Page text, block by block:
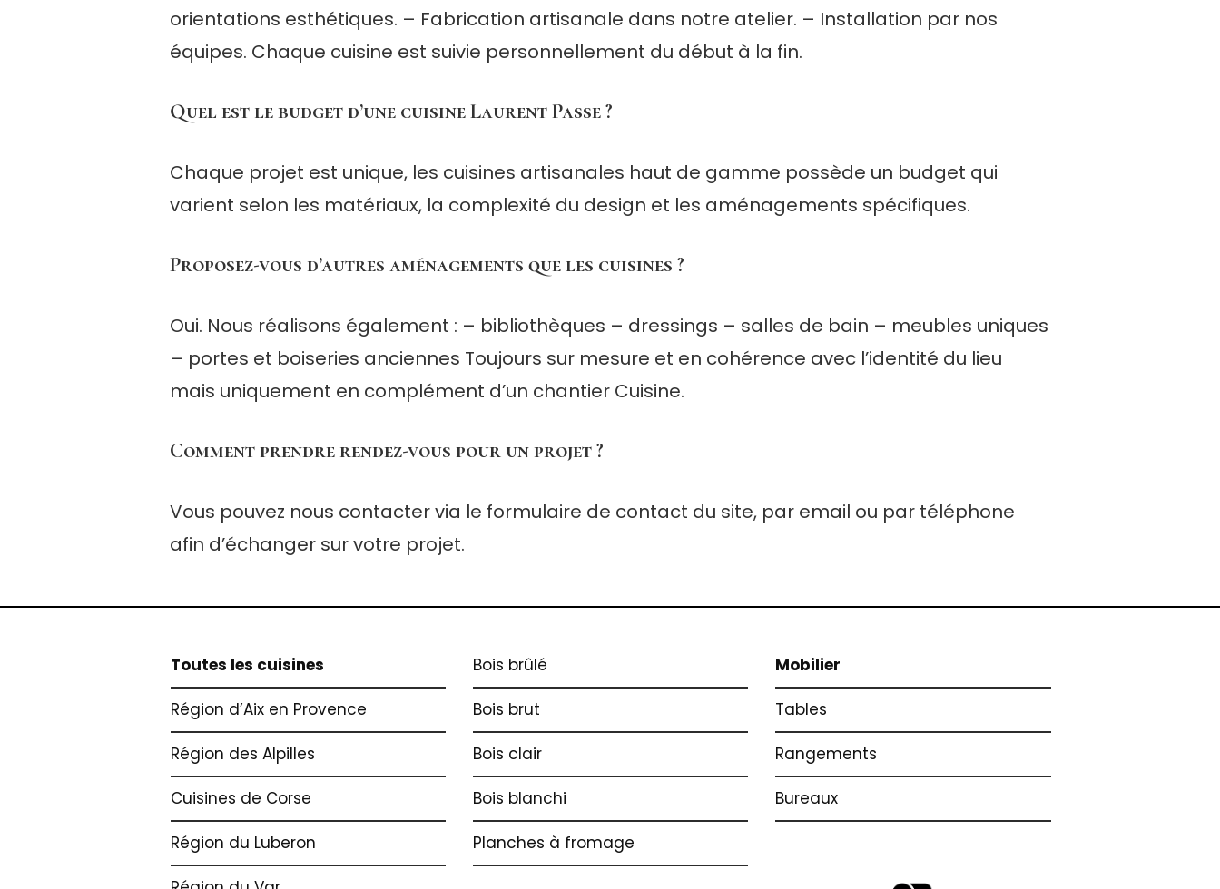
orientations esthétiques. – Fabrication artisanale dans notre atelier. – Installation par nos
équipes. Chaque cuisine est suivie personnellement du début à la fin.
Quel est le budget d’une cuisine Laurent Passe ?
Chaque projet est unique, les cuisines artisanales haut de gamme possède un budget qui
varient selon les matériaux, la complexité du design et les aménagements spécifiques.
Proposez-vous d’autres aménagements que les cuisines ?
Oui. Nous réalisons également : – bibliothèques – dressings – salles de bain – meubles uniques
– portes et boiseries anciennes Toujours sur mesure et en cohérence avec l’identité du lieu
mais uniquement en complément d’un chantier Cuisine.
Comment prendre rendez-vous pour un projet ?
Vous pouvez nous contacter via le formulaire de contact du site, par email ou par téléphone
afin d’échanger sur votre projet.
Toutes les cuisines
Région d’Aix en Provence
Région des Alpilles
Cuisines de Corse
Région du Luberon
Bois brûlé
Bois brut
Bois clair
Bois blanchi
Planches à fromage
Mobilier
Tables
Rangements
Bureaux